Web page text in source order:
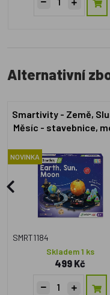
Alternativní
Smartivity - Země,
Měsíc - stavebnice,
NOVINKA
SMRT1184
Skladem 1 ks
499 Kč